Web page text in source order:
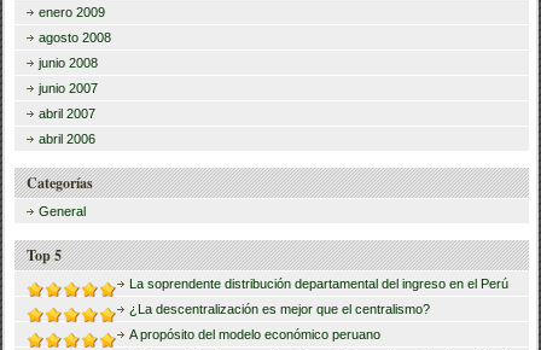
enero 2009
agosto 2008
junio 2008
junio 2007
abril 2007
abril 2006
Categorías
General
Top 5
La soprendente distribución departamental del ingreso en el Perú
¿La descentralización es mejor que el centralismo?
A propósito del modelo económico peruano